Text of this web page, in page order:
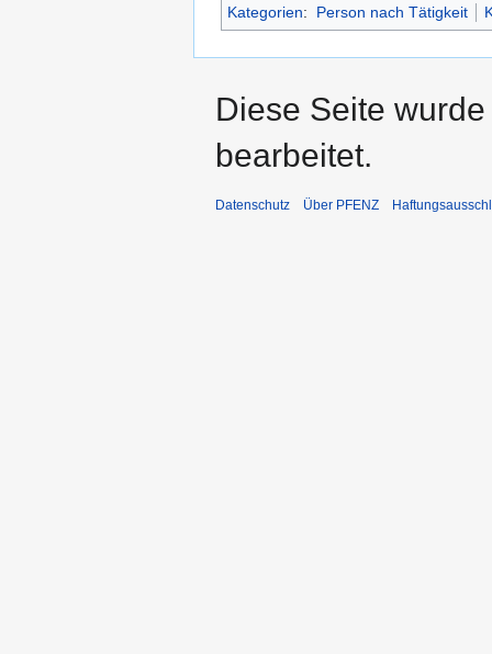
Kategorien: Person nach Tätigkeit
Diese Seite
bearbeitet.
Datenschutz Über PFENZ